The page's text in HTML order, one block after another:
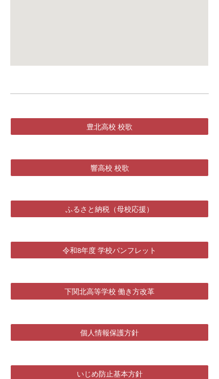
豊北高校 校歌
響高校 校歌
ふるさと納税（母校応援）
令和8年度 学校パンフレット
下関北高等学校 働き方改革
個人情報保護方針
いじめ防止基本方針